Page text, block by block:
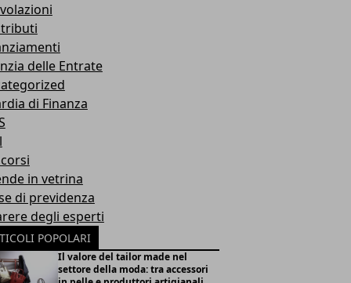
delle Entrate
di Finanza
in vetrina
di previdenza
degli esperti
POPOLARI
Il valore del tailor made nel
settore della moda: tra accessori